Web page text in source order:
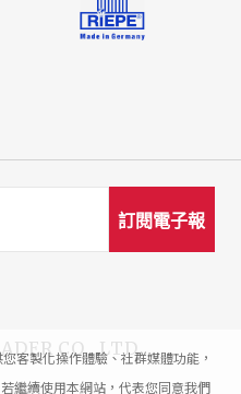
訂閱電子報
CO., LTD.
客製化操作體驗、社群媒體功能，
繼續使用本網站，代表您同意我們